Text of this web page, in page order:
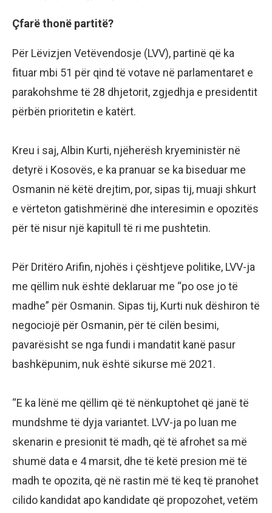
Çfarë thonë partitë?
Për Lëvizjen Vetëvendosje (LVV), partinë që ka
fituar mbi 51 për qind të votave në parlamentaret e
parakohshme të 28 dhjetorit, zgjedhja e presidentit
përbën prioritetin e katërt.
Kreu i saj, Albin Kurti, njëherësh kryeministër në
detyrë i Kosovës, e ka pranuar se ka biseduar me
Osmanin në këtë drejtim, por, sipas tij, muaji shkurt
e vërteton gatishmërinë dhe interesimin e opozitës
për të nisur një kapitull të ri me pushtetin.
Për Dritëro Arifin, njohës i çështjeve politike, LVV-ja
me qëllim nuk është deklaruar me “po ose jo të
madhe” për Osmanin. Sipas tij, Kurti nuk dëshiron të
negociojë për Osmanin, për të cilën besimi,
pavarësisht se nga fundi i mandatit kanë pasur
bashkëpunim, nuk është sikurse më 2021.
“E ka lënë me qëllim që të nënkuptohet që janë të
mundshme të dyja variantet. LVV-ja po luan me
skenarin e presionit të madh, që të afrohet sa më
shumë data e 4 marsit, dhe të ketë presion më të
madh te opozita, që në rastin më të keq të pranohet
cilido kandidat apo kandidate që propozohet, vetëm